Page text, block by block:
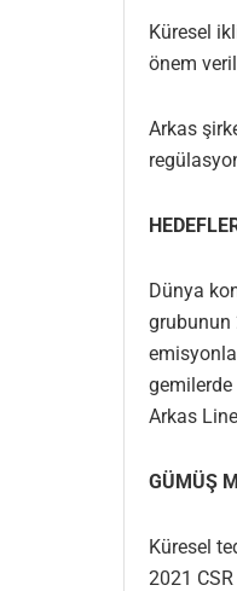
Küresel
önem
Arkas
Dünya
grubunun
gemilerde
Arkas
GÜMÜŞ
Küresel
2021